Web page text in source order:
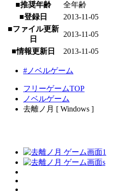
■推奨年齢
全年齢
■登録日
2013-11-05
■ファイル更新
日
2013-11-05
■情報更新日 2013-11-05
#ノベルゲーム
フリーゲームTOP
ノベルゲーム
去離ノ月 [ Windows ]